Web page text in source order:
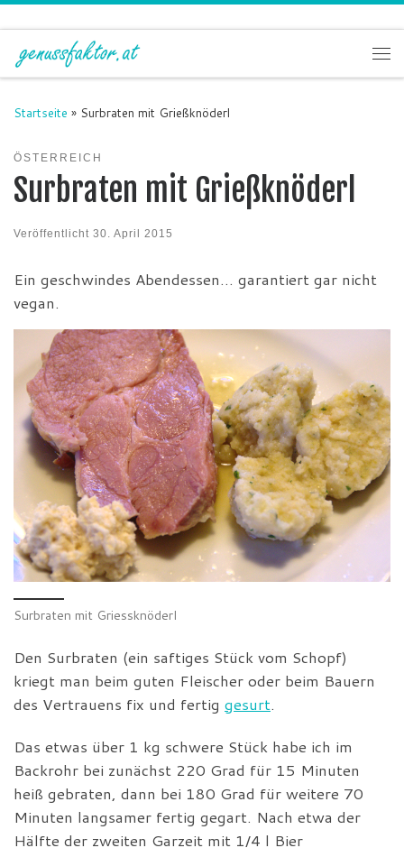
Zum Inhalt springen
Startseite » Surbraten mit Grießknöderl
ÖSTERREICH
Surbraten mit Grießknöderl
Veröffentlicht 30. April 2015
Ein geschwindes Abendessen… garantiert gar nicht
vegan.
Surbraten mit Griessknöderl
Den Surbraten (ein saftiges Stück vom Schopf)
kriegt man beim guten Fleischer oder beim Bauern
des Vertrauens fix und fertig gesurt.
Das etwas über 1 kg schwere Stück habe ich im
Backrohr bei zunächst 220 Grad für 15 Minuten
heiß gebraten, dann bei 180 Grad für weitere 70
Minuten langsamer fertig gegart. Nach etwa der
Hälfte der zweiten Garzeit mit 1/4 l Bier